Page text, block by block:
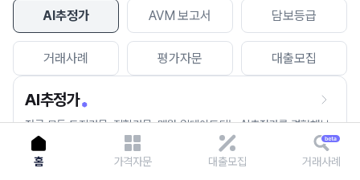
AI추정가 AVM 보고서 담보등급
거래사례 평가자문 대출모집
AI추정가
전국 모든 토지건물, 집합건물, 매월 업데이트되는 AI추정가를 경험해보
세요.
홈 가격자문 대출모집 거래사례